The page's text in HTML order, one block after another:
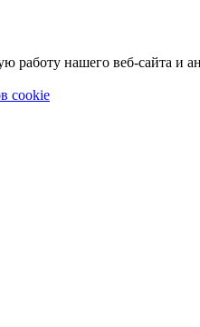
нашего веб-сайта и
cookie